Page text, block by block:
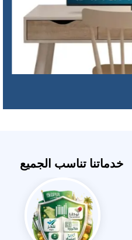
خدماتنا تناسب الجميع